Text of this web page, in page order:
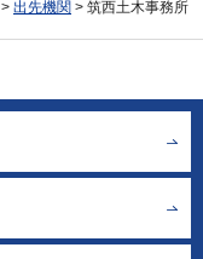
> 出先機関 > 筑西土木事務所